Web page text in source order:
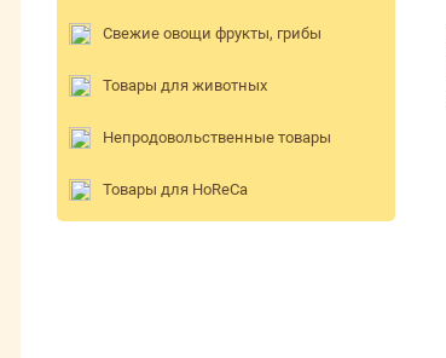
Свежие овощи фрукты, грибы
Товары для животных
Непродовольственные товары
Товары для HoReCa